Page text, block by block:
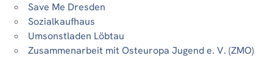
Save Me Dresden
Sozialkaufhaus
Umsonstladen Löbtau
Zusammenarbeit mit Osteuropa Jugend e. V. (ZMO)